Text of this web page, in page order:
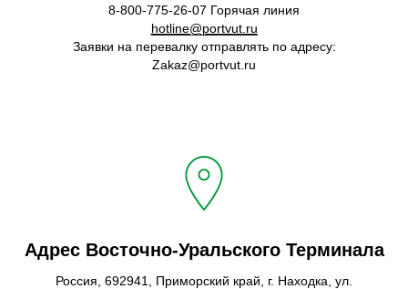
8-800-775-26-07 Горячая линия
hotline@portvut.ru
Заявки на перевалку отправлять по адресу:
Zakaz@portvut.ru
Адрес Восточно-Уральского Терминала
Россия, 692941, Приморский край, г. Находка, ул.